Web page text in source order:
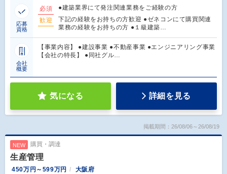
応募
資格
必須
●建築業界にて発注関連業務をご経験の方
歓迎
下記の経験をお持ちの方歓迎 ●ゼネコンにて購買関連
業務の経験をお持ちの方 ●１級建築…
会社
概要
【事業内容】 ●建設事業 ●不動産事業 ●エンジニアリング事業
【会社の特長】 ●同社グル…
気になる 詳細を見る
掲載期間：26/08/06～26/08/19
NEW 購買・調達
生産管理
450万円～599万円 大阪府